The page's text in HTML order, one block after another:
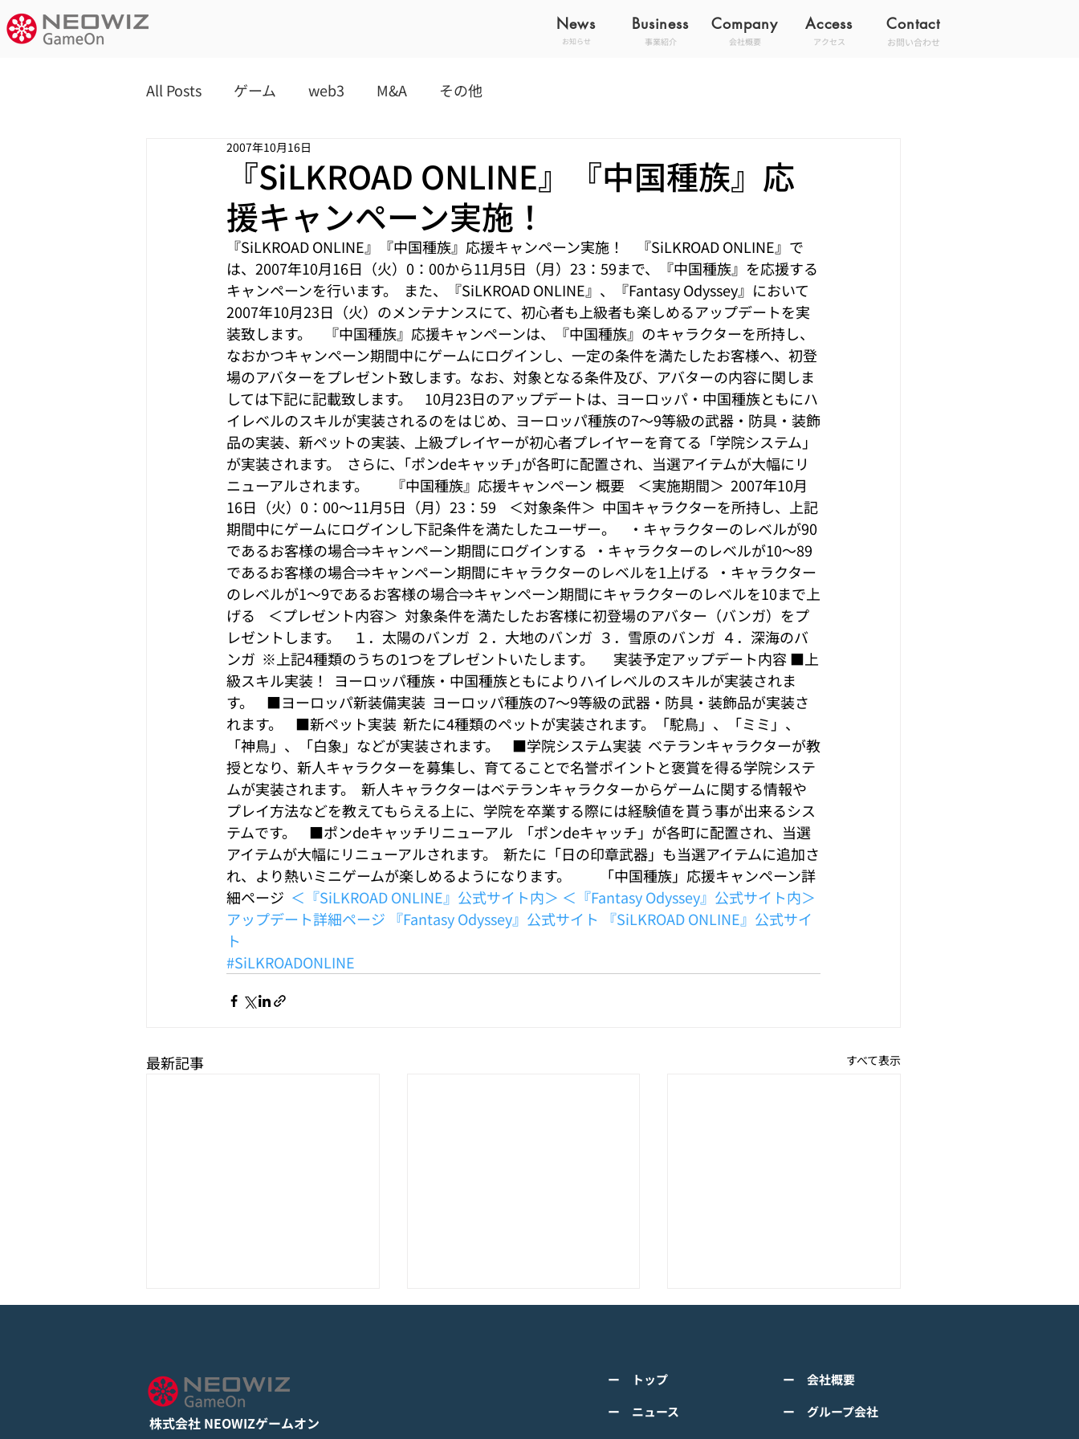
News Business
お知らせ 事業紹介
Access Contact
アクセス お問い合わせ
Company
会社概要
All Posts ゲーム web3 M&A その他
『SiLKROAD ONLINE』『中国種族』応
援キャンペーン実施！
2007年10月16日
『SiLKROAD ONLINE』『中国種族』応援キャンペーン実施！    『SiLKROAD ONLINE』で
は、2007年10月16日（火）0：00から11月5日（月）23：59まで、『中国種族』を応援する
キャンペーンを行います。  また、『SiLKROAD ONLINE』、『Fantasy Odyssey』において
2007年10月23日（火）のメンテナンスにて、初心者も上級者も楽しめるアップデートを実
装致します。    『中国種族』応援キャンペーンは、『中国種族』のキャラクターを所持し、
なおかつキャンペーン期間中にゲームにログインし、一定の条件を満たしたお客様へ、初登
場のアバターをプレゼント致します。なお、対象となる条件及び、アバターの内容に関しま
しては下記に記載致します。    10月23日のアップデートは、ヨーロッパ・中国種族ともにハ
イレベルのスキルが実装されるのをはじめ、ヨーロッパ種族の7～9等級の武器・防具・装飾
品の実装、新ペットの実装、上級プレイヤーが初心者プレイヤーを育てる「学院システム」
が実装されます。  さらに、｢ポンdeキャッチ｣が各町に配置され、当選アイテムが大幅にリ
ニューアルされます。       『中国種族』応援キャンペーン 概要    ＜実施期間＞  2007年10月
16日（火）0：00～11月5日（月）23：59    ＜対象条件＞  中国キャラクターを所持し、上記
期間中にゲームにログインし下記条件を満たしたユーザー。    ・キャラクターのレベルが90
であるお客様の場合⇒キャンペーン期間にログインする  ・キャラクターのレベルが10～89
であるお客様の場合⇒キャンペーン期間にキャラクターのレベルを1上げる  ・キャラクター
のレベルが1～9であるお客様の場合⇒キャンペーン期間にキャラクターのレベルを10まで上
げる    ＜プレゼント内容＞  対象条件を満たしたお客様に初登場のアバター（バンガ）をプ
レゼントします。    １．太陽のバンガ  ２．大地のバンガ  ３．雪原のバンガ  ４．深海のバ
ンガ  ※上記4種類のうちの1つをプレゼントいたします。      実装予定アップデート内容 ■上
級スキル実装！  ヨーロッパ種族・中国種族ともによりハイレベルのスキルが実装されま
す。    ■ヨーロッパ新装備実装  ヨーロッパ種族の7～9等級の武器・防具・装飾品が実装さ
れます。    ■新ペット実装  新たに4種類のペットが実装されます。「駝鳥」、「ミミ」、
「神鳥」、「白象」などが実装されます。    ■学院システム実装  ベテランキャラクターが教
授となり、新人キャラクターを募集し、育てることで名誉ポイントと褒賞を得る学院システ
ムが実装されます。  新人キャラクターはベテランキャラクターからゲームに関する情報や
プレイ方法などを教えてもらえる上に、学院を卒業する際には経験値を貰う事が出来るシス
テムです。    ■ポンdeキャッチリニューアル  「ポンdeキャッチ」が各町に配置され、当選
アイテムが大幅にリニューアルされます。  新たに「日の印章武器」も当選アイテムに追加さ
れ、より熱いミニゲームが楽しめるようになります。         「中国種族」応援キャンペーン詳
細ページ ＜『SiLKROAD ONLINE』公式サイト内＞ ＜『Fantasy Odyssey』公式サイト内＞
アップデート詳細ページ 『Fantasy Odyssey』公式サイト
『SiLKROAD ONLINE』公式サイ
ト
#SiLKROADONLINE
最新記事 すべて表示
けて正式リリース！
詳しくは下記PDFをご確認くださ
い。 【ゲームオン プレスリリ
ース】 モバイル新作『ぼのぼの
なにしてる？』 Google Play
超伝導体！最高のスリックバ
ス】 K-POPアイドル応援アプリ
のぼの なにしてる？』<span
class="space"></span>グロ
詳しくは下記PDFをご確認くださ
い。 【ゲームオン プレスリリ
ース】 TVアニメーション 『ぼの
株式会社 NEOWIZゲームオン
ー トップ
ー ニュース
ー 会社概要
ー グループ会社